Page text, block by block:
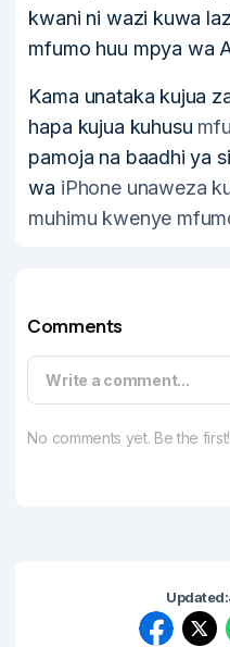
kwani ni wazi kuwa
mfumo huu mpya wa
Kama unataka kujua
hapa kujua kuhusu
pamoja na baadhi ya
wa iPhone unaweza
muhimu kwenye
Comments
Write a comment...
No comments yet. Be the first!
Updated: